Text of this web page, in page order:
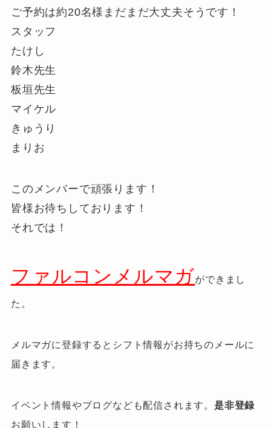
ご予約は約20名様まだまだ大丈夫そうです！
スタッフ
たけし
鈴木先生
板垣先生
マイケル
きゅうり
まりお
このメンバーで頑張ります！
皆様お待ちしております！
それでは！
ファルコンメルマガができまし
た。
メルマガに登録するとシフト情報がお持ちのメールに
届きます。
イベント情報やブログなども配信されます。是非登録
お願いします！